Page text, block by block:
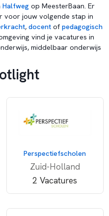
Halfwegop MeesterBaan. Er
voor jouw volgende stap in
, docentof pedagogisch
vind je vacatures in
middelbaar onderwijs
Perspectiefscholen
Zuid-Holland
2 Vacatures